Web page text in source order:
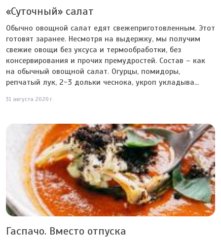
«Суточный» салат
Обычно овощной салат едят свежеприготовленным. Этот
готовят заранее. Несмотря на выдержку, мы получим
свежие овощи без уксуса и термообработки, без
консервирования и прочих премудростей. Состав – как
на обычный овощной салат. Огурцы, помидоры,
репчатый лук, 2-3 дольки чеснока, укроп укладыва...
31 августа 2020 г.
Гаспачо. Вместо отпуска